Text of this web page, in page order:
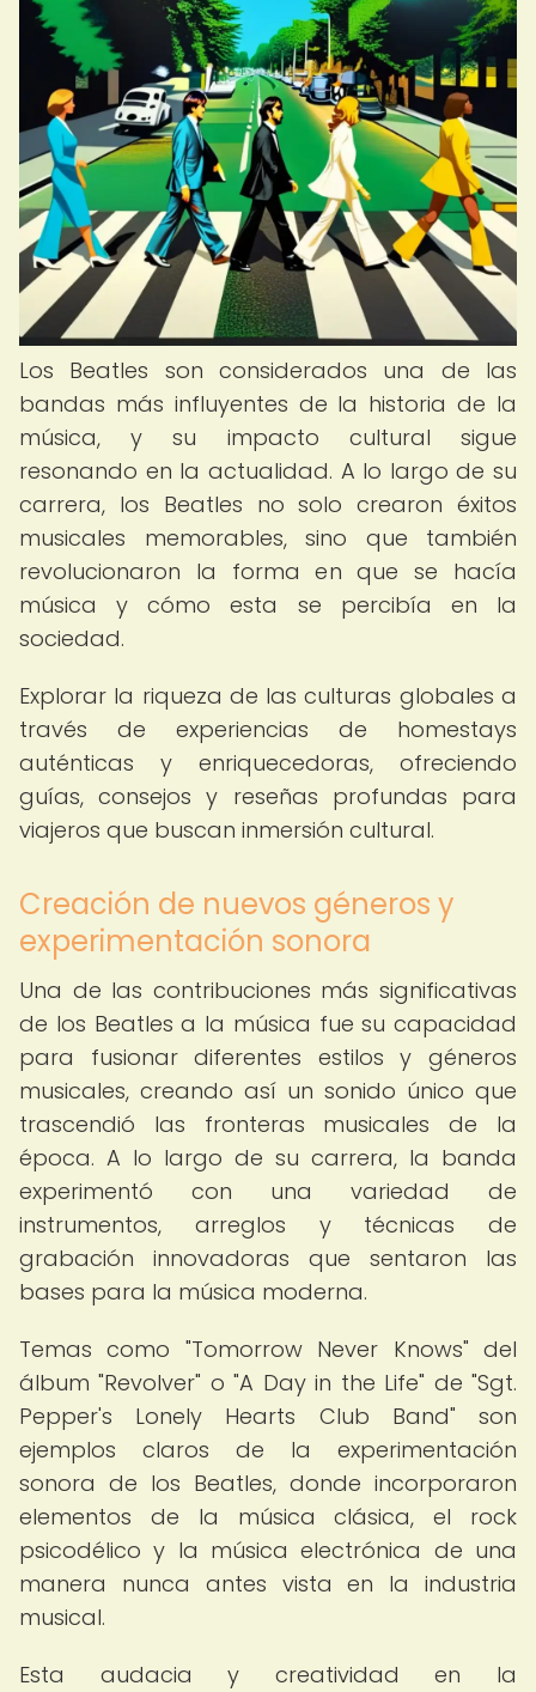
Los Beatles son considerados una de las
bandas más influyentes de la historia de la
música, y su impacto cultural sigue
resonando en la actualidad. A lo largo de su
carrera, los Beatles no solo crearon éxitos
musicales memorables, sino que también
revolucionaron la forma en que se hacía
música y cómo esta se percibía en la
sociedad.
Explorar la riqueza de las culturas globales a
través de experiencias de homestays
auténticas y enriquecedoras, ofreciendo
guías, consejos y reseñas profundas para
viajeros que buscan inmersión cultural.
Creación de nuevos géneros y
experimentación sonora
Una de las contribuciones más significativas
de los Beatles a la música fue su capacidad
para fusionar diferentes estilos y géneros
musicales, creando así un sonido único que
trascendió las fronteras musicales de la
época. A lo largo de su carrera, la banda
experimentó con una variedad de
instrumentos, arreglos y técnicas de
grabación innovadoras que sentaron las
bases para la música moderna.
Temas como "Tomorrow Never Knows" del
álbum "Revolver" o "A Day in the Life" de "Sgt.
Pepper's Lonely Hearts Club Band" son
ejemplos claros de la experimentación
sonora de los Beatles, donde incorporaron
elementos de la música clásica, el rock
psicodélico y la música electrónica de una
manera nunca antes vista en la industria
musical.
Esta audacia y creatividad en la